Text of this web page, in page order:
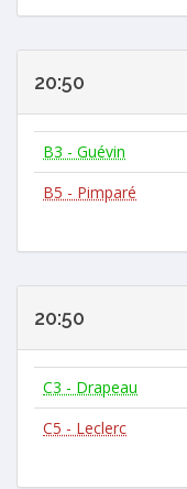
20:50
B3 - Guévin
B5 - Pimparé
20:50
C3 - Drapeau
C5 - Leclerc